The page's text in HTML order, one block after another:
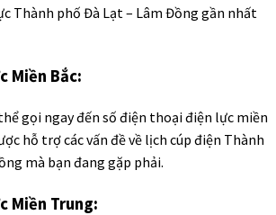
Thành phố Đà Lạt – Lâm Đồng gần nhất
Miền Bắc:
gọi ngay đến số điện thoại điện lực miền
hỗ trợ các vấn đề về lịch cúp điện Thành
mà bạn đang gặp phải.
Miền Trung: